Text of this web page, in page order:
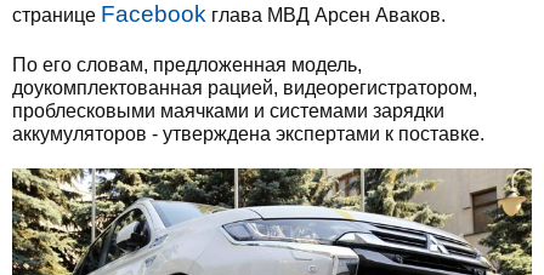
странице Facebook глава МВД Арсен Аваков.
По его словам, предложенная модель,
доукомплектованная рацией, видеорегистратором,
проблесковыми маячками и системами зарядки
аккумуляторов - утверждена экспертами к поставке.